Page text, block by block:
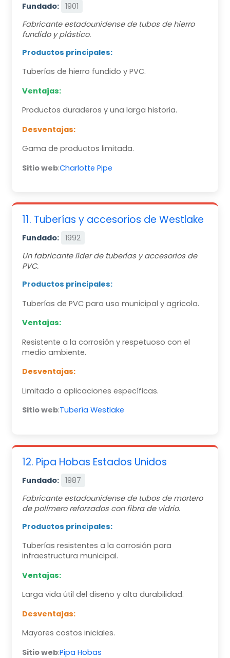
Fundado:
1901
Fabricante estadounidense de tubos de hierro
fundido y plástico.
Productos principales:
Tuberías de hierro fundido y PVC.
Ventajas:
Productos duraderos y una larga historia.
Desventajas:
Gama de productos limitada.
Sitio web:Charlotte Pipe
11. Tuberías y accesorios de Westlake
Fundado:
1992
Un fabricante líder de tuberías y accesorios de
PVC.
Productos principales:
Tuberías de PVC para uso municipal y agrícola.
Ventajas:
Resistente a la corrosión y respetuoso con el
medio ambiente.
Desventajas:
Limitado a aplicaciones específicas.
Sitio web:Tubería Westlake
12. Pipa Hobas Estados Unidos
Fundado:
1987
Fabricante estadounidense de tubos de mortero
de polímero reforzados con fibra de vidrio.
Productos principales:
Tuberías resistentes a la corrosión para
infraestructura municipal.
Ventajas:
Larga vida útil del diseño y alta durabilidad.
Desventajas:
Mayores costos iniciales.
Sitio web:Pipa Hobas